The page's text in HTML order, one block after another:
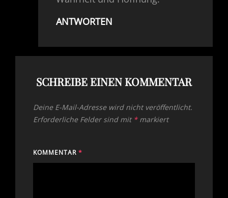
ANTWORTEN
SCHREIBE EINEN KOMMENTAR
Deine E-Mail-Adresse wird nicht veröffentlicht.
Erforderliche Felder sind mit *markiert
KOMMENTAR *